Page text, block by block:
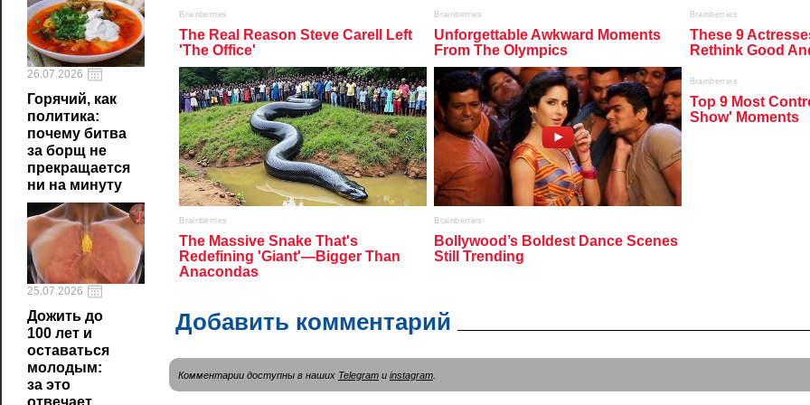
26.07.2026
Горячий, как
политика:
почему битва
за борщ не
прекращается
ни на минуту
25.07.2026
Дожить до
100 лет и
оставаться
молодым:
за это
отвечает
Добавить комментарий
Комментарии доступны в наших Telegram и instagram